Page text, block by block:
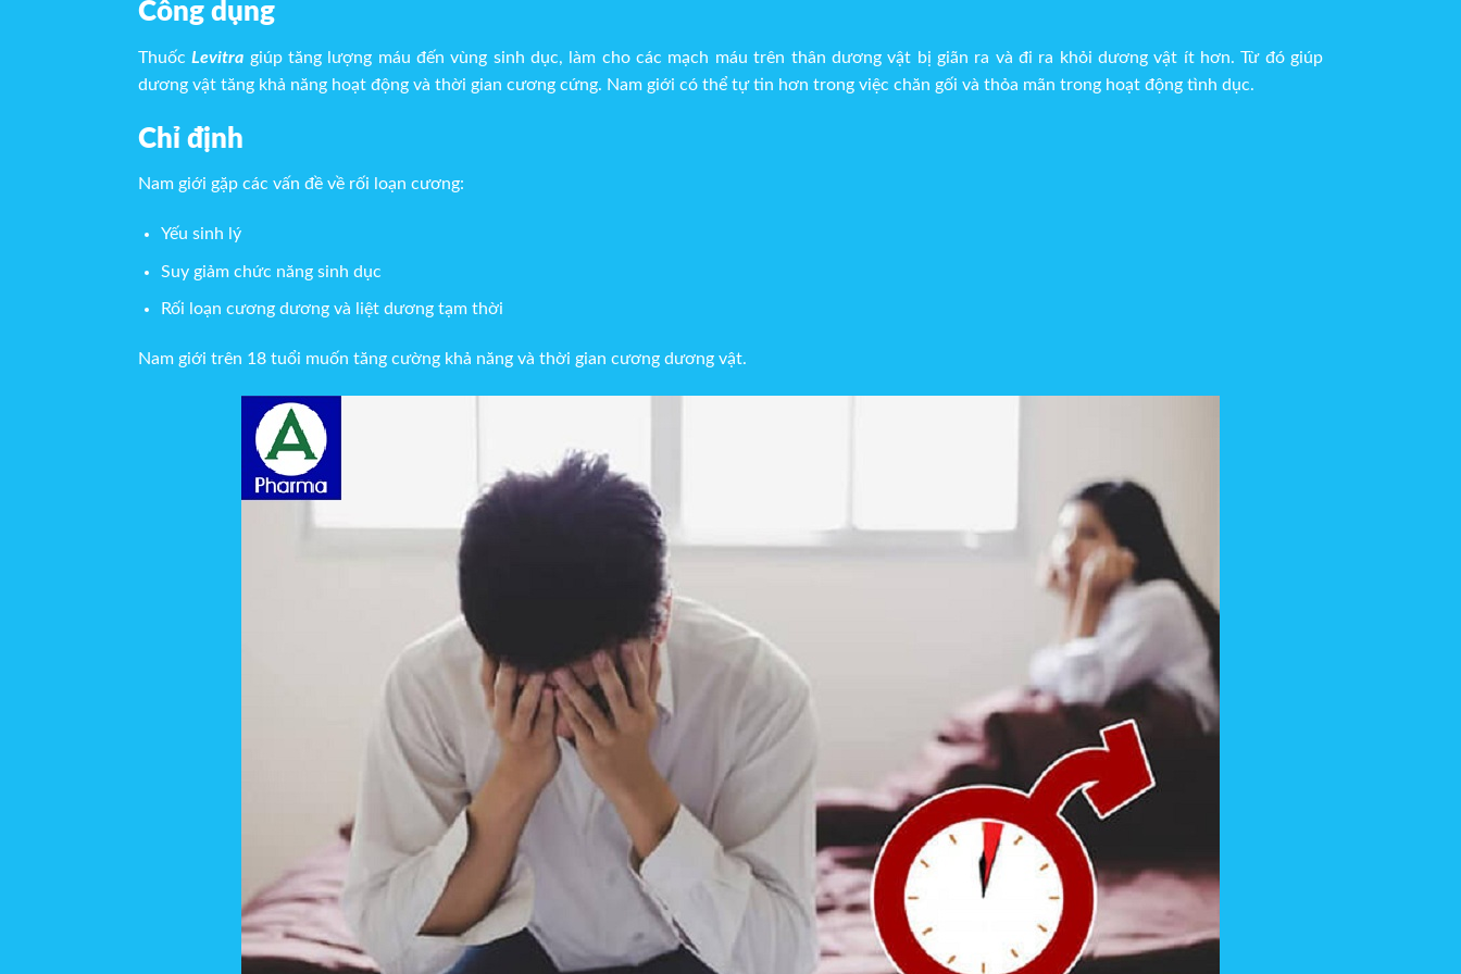
Công dụng
ThuốcLevitra giúp tăng lượng máu đến vùng sinh dục, làm cho các mạch máu trên thân dương vật bị giãn ra và đi ra khỏi dương vật ít hơn. Từ đó giúp
dương vật tăng khả năng hoạt động và thời gian cương cứng. Nam giới có thể tự tin hơn trong việc chăn gối và thỏa mãn trong hoạt động tình dục.
Chỉ định
Nam giới gặp các vấn đề về rối loạn cương:
Yếu sinh lý
Suy giảm chức năng sinh dục
Rối loạn cương dương và liệt dương tạm thời
Nam giới trên 18 tuổi muốn tăng cường khả năng và thời gian cương dương vật.